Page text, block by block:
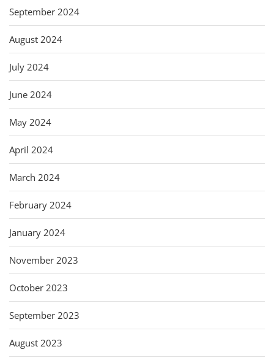
September 2024
August 2024
July 2024
June 2024
May 2024
April 2024
March 2024
February 2024
January 2024
November 2023
October 2023
September 2023
August 2023